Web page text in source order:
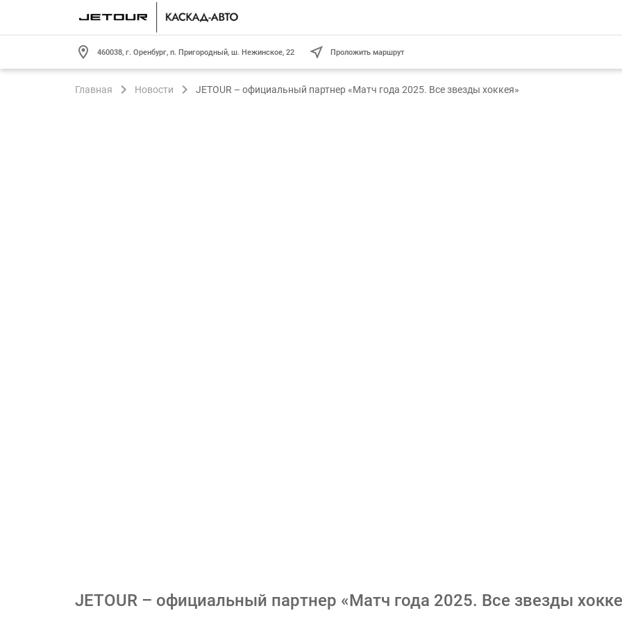
460038, г. Оренбург, п. Пригородный, ш. Нежинское, 22 Проложить маршрут
Главная Новости JETOUR – официальный партнер «Матч года 2025. Все звезды хоккея»
JETOUR – официальный партнер «Матч года 2025. Все звезды